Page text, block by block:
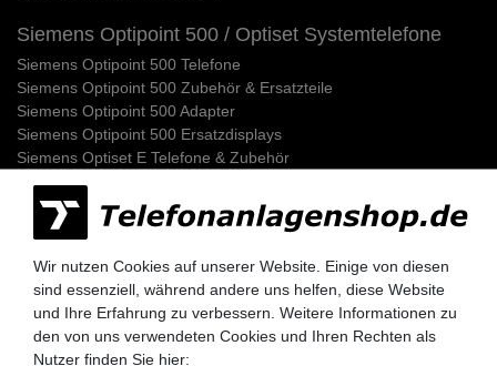
Siemens Optipoint 500 / Optiset Systemtelefone
Siemens Optipoint 500 Telefone
Siemens Optipoint 500 Zubehör & Ersatzteile
Siemens Optipoint 500 Adapter
Siemens Optipoint 500 Ersatzdisplays
Siemens Optiset E Telefone & Zubehör
Telefonkabel / Anschlusskabel
UNIFY OpenScape Business
OpenScape Business X1
OpenScape Business X3W & X5W (Wandmontage)
OpenScape Business X3R & X5R (Rackmontage 19 Zoll)
OpenScape Business X8 (Stand & Rack)
Geräte / Adapter für OpenScape Business
Wir nutzen Cookies auf unserer Website. Einige von diesen
sind essenziell, während andere uns helfen, diese Website
und Ihre Erfahrung zu verbessern. Weitere Informationen zu
den von uns verwendeten Cookies und Ihren Rechten als
Nutzer finden Sie hier: